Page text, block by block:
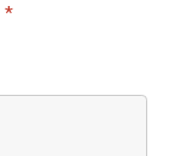
*